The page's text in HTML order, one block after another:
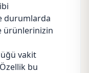
durumlarda
ürünlerinizin
vakit
bu